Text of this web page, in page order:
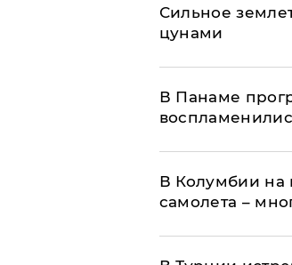
Сильное
цунами
В Панаме
В Колумбии на
самолета –